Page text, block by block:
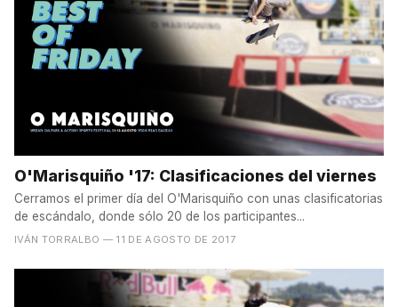
O'Marisquiño '17: Clasificaciones del viernes
Cerramos el primer día del O'Marisquiño con unas clasificatorias
de escándalo, donde sólo 20 de los participantes...
IVÁN TORRALBO — 11 DE AGOSTO DE 2017